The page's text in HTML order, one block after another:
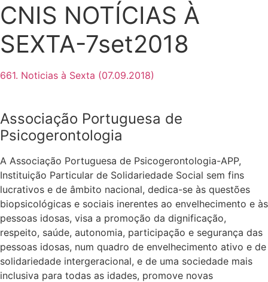
CNIS NOTÍCIAS À
SEXTA-7set2018
661. Noticias à Sexta (07.09.2018)
Associação Portuguesa de
Psicogerontologia
A Associação Portuguesa de Psicogerontologia-APP,
Instituição Particular de Solidariedade Social sem fins
lucrativos e de âmbito nacional, dedica-se às questões
biopsicológicas e sociais inerentes ao envelhecimento e às
pessoas idosas, visa a promoção da dignificação,
respeito, saúde, autonomia, participação e segurança das
pessoas idosas, num quadro de envelhecimento ativo e de
solidariedade intergeracional, e de uma sociedade mais
inclusiva para todas as idades, promove novas